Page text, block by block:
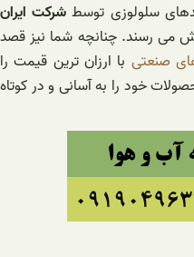
سلولوزی توسط شرکت ایران
می رسند. چنانچه شما نیز قصد
صنعتی با ارزان ترین قیمت را
خود را به آسانی و در کوتاه